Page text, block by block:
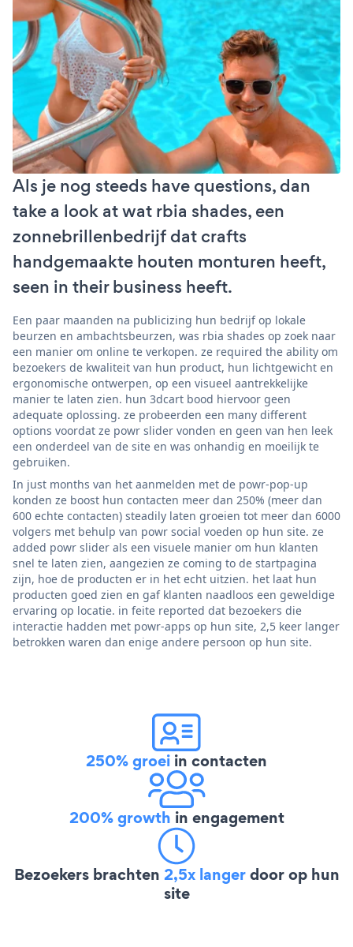
Als je nog steeds have questions, dan
take a look at wat rbia shades, een
zonnebrillenbedrijf dat crafts
handgemaakte houten monturen heeft,
seen in their business heeft.
Een paar maanden na publicizing hun bedrijf op lokale
beurzen en ambachtsbeurzen, was rbia shades op zoek naar
een manier om online te verkopen. ze required the ability om
bezoekers de kwaliteit van hun product, hun lichtgewicht en
ergonomische ontwerpen, op een visueel aantrekkelijke
manier te laten zien. hun 3dcart bood hiervoor geen
adequate oplossing. ze probeerden een many different
options voordat ze powr slider vonden en geen van hen leek
een onderdeel van de site en was onhandig en moeilijk te
gebruiken.
In just months van het aanmelden met de powr-pop-up
konden ze boost hun contacten meer dan 250% (meer dan
600 echte contacten) steadily laten groeien tot meer dan 6000
volgers met behulp van powr social voeden op hun site. ze
added powr slider als een visuele manier om hun klanten
snel te laten zien, aangezien ze coming to de startpagina
zijn, hoe de producten er in het echt uitzien. het laat hun
producten goed zien en gaf klanten naadloos een geweldige
ervaring op locatie. in feite reported dat bezoekers die
interactie hadden met powr-apps op hun site, 2,5 keer langer
betrokken waren dan enige andere persoon op hun site.
250% groei in contacten
200% growth in engagement
Bezoekers brachten 2,5x langerdoor op hun
site